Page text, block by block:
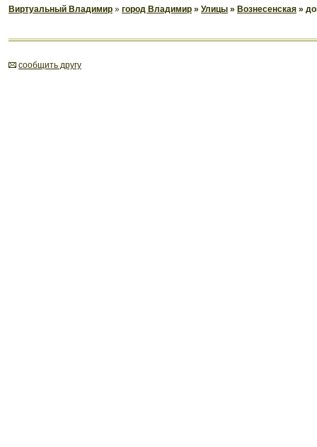
Виртуальный Владимир » город Владимир » Улицы » Вознесенская »
cообщить другу